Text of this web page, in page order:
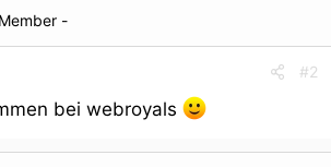
-
#2
bei webroyals